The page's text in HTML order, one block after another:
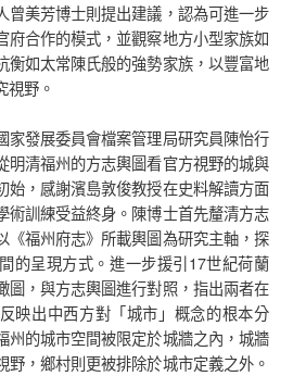
曾美芳博士則提出建議，認為可進一步
府合作的模式，並觀察地方小型家族如
衡如太常陳氏般的強勢家族，以豐富地
視野。
發展委員會檔案管理局研究員陳怡行
明清福州的方志輿圖看官方視野的城與
始，感謝濱島敦俊教授在史料解讀方面
術訓練受益終身。陳博士首先釐清方志
《福州府志》所載輿圖為研究主軸，探
的呈現方式。進一步援引17世紀荷蘭
圖，與方志輿圖進行對照，指出兩者在
映出中西方對「城市」概念的根本分
州的城市空間被限定於城牆之內，城牆
野，鄉村則更被排除於城市定義之外。